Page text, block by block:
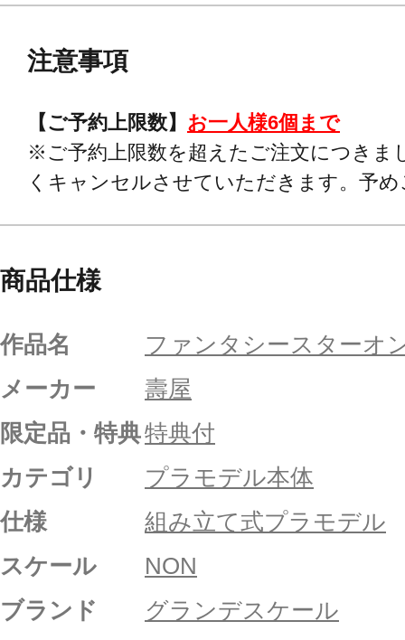
注意事項
【ご予約上限数】 お一人様6個まで
※ご予約上限数を超えたご注文につきま
くキャンセルさせていただきます。予
商品仕様
作品名
ファンタシースターオ
メーカー
壽屋
限定品・特典特典付
カテゴリ
プラモデル本体
仕様
組み立て式プラモデル
スケール
NON
ブランド
グランデスケール